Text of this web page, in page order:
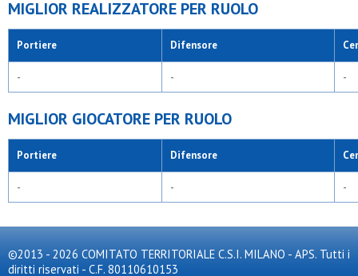
MIGLIOR REALIZZATORE PER RUOLO
Portiere Difensore
- - -
MIGLIOR GIOCATORE PER RUOLO
Portiere Difensore
- - -
©2013 - 2026 COMITATO TERRITORIALE C.S.I. MILANO - APS. Tutti i
diritti riservati - C.F. 80110610153